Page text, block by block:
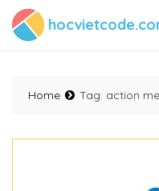
Home Tag: action